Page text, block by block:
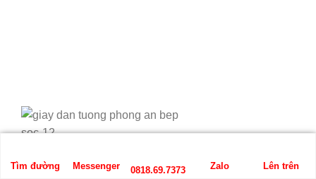
Tìm đường Messenger 0818.69.7373 Zalo Lên trên